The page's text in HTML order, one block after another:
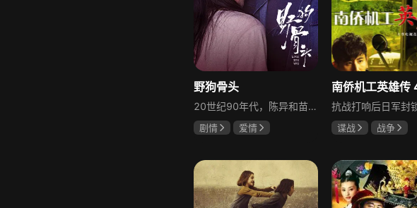
野狗骨头
20世纪90年代，陈异和苗靖因父母相识结缘，从充满敌意到彼此依靠，后因家庭变故不得不相依为命。大学时苗靖告白，陈异却因纵火案逼她离开藤城。多年后重逢，陈异为保护苗靖以身入局，两人并肩对抗走私团伙，最终陈异告白，两人终成眷属。
剧情
爱情
谍战
战争